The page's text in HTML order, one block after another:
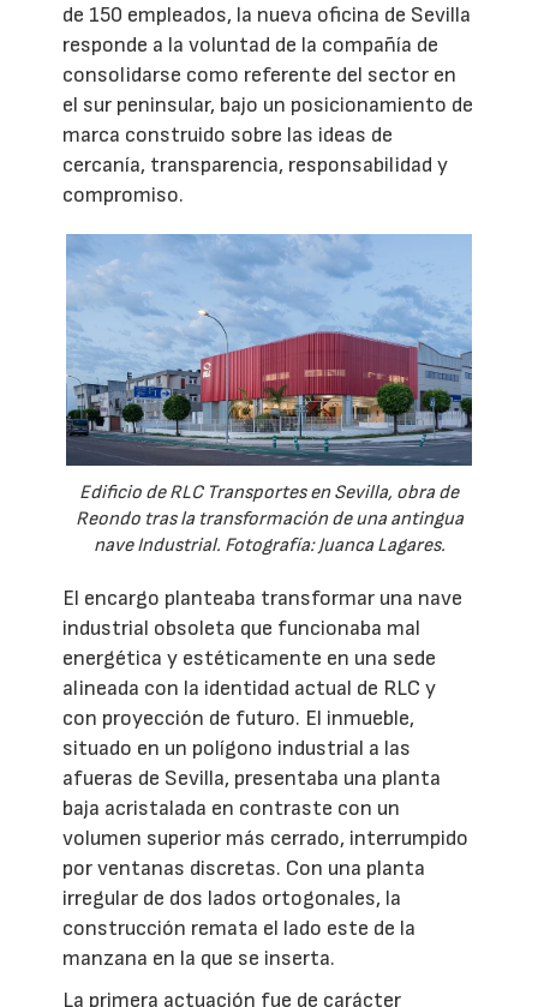
de 150 empleados, la nueva oficina de Sevilla
responde a la voluntad de la compañía de
consolidarse como referente del sector en
el sur peninsular, bajo un posicionamiento de
marca construido sobre las ideas de
cercanía, transparencia, responsabilidad y
compromiso.
Edificio de RLC Transportes en Sevilla, obra de
Reondo tras la transformación de una antingua
nave Industrial. Fotografía: Juanca Lagares.
El encargo planteaba transformar una nave
industrial obsoleta que funcionaba mal
energética y estéticamente en una sede
alineada con la identidad actual de RLC y
con proyección de futuro. El inmueble,
situado en un polígono industrial a las
afueras de Sevilla, presentaba una planta
baja acristalada en contraste con un
volumen superior más cerrado, interrumpido
por ventanas discretas. Con una planta
irregular de dos lados ortogonales, la
construcción remata el lado este de la
manzana en la que se inserta.
La primera actuación fue de carácter